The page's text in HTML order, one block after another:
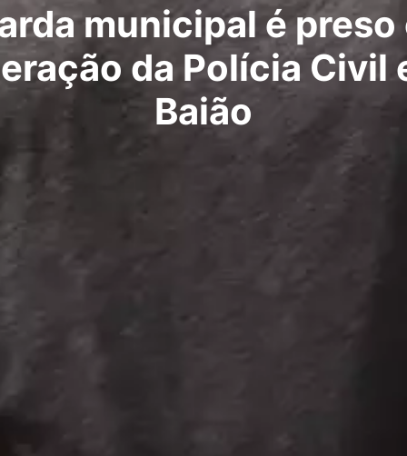
municipal é preso
da Polícia Civil
Baião